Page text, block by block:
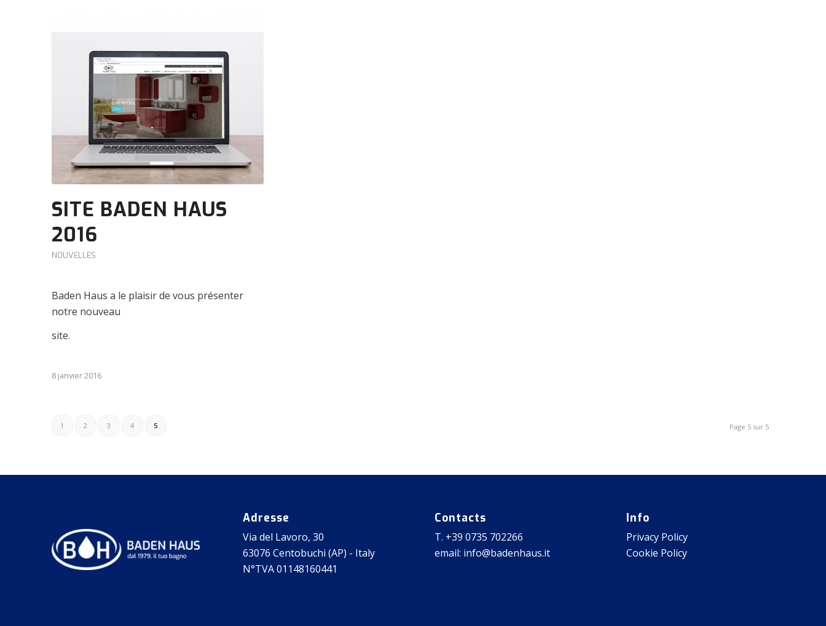
SITE BADEN HAUS
2016
NOUVELLES
Baden Haus a le plaisir de vous présenter
notre nouveau
site.
8 janvier 2016
Page 5 sur 5
1 2 3 4 5
Adresse
Via del Lavoro, 30
63076 Centobuchi (AP) - Italy
N°TVA 01148160441
Contacts
T. +39 0735 702266
email: info@badenhaus.it
Info
Privacy Policy
Cookie Policy